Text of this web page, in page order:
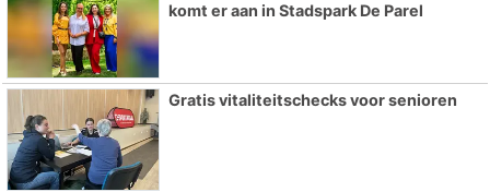
komt er aan in Stadspark De Parel
Gratis vitaliteitschecks voor senioren